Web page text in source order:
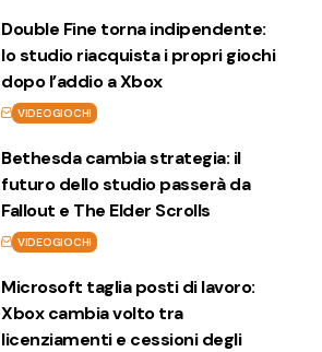
Double Fine torna indipendente:
lo studio riacquista i propri giochi
dopo l’addio a Xbox
VIDEOGIOCHI
Bethesda cambia strategia: il
futuro dello studio passerà da
Fallout e The Elder Scrolls
VIDEOGIOCHI
Microsoft taglia posti di lavoro:
Xbox cambia volto tra
licenziamenti e cessioni degli